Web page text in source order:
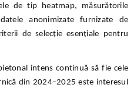
de tip heatmap, măsurătorile
anonimizate furnizate de
de selecție esențiale pentru
intens continuă să fie cele
din 2024–2025 este interesul